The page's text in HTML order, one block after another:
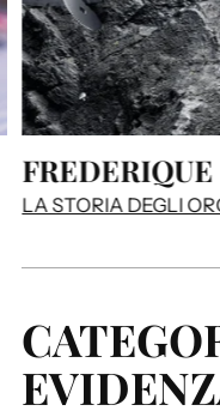
LA STORIA DEGLI